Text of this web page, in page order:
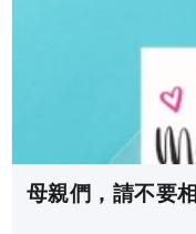
姊妹虛心受教，勇
及尊榮給每位辛苦
裡，讓她們能夠得
及祝福：「主的靈
音給貧窮的人；
看見， 叫那受壓制的得自由」 最感
他們媽媽的見證下
母親們，請不要